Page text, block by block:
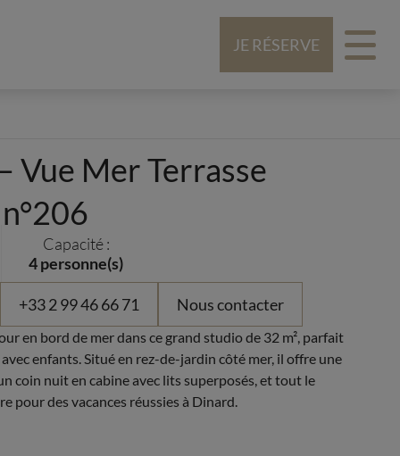
JE RÉSERVE
Vue Mer Terrasse
Capacité :
4 personne(s)
+33 2 99 46 66 71 Nous contacter
en bord de mer dans ce grand studio de 32 m², parfait
enfants. Situé en rez-de-jardin côté mer, il offre une
coin nuit en cabine avec lits superposés, et tout le
pour des vacances réussies à Dinard.